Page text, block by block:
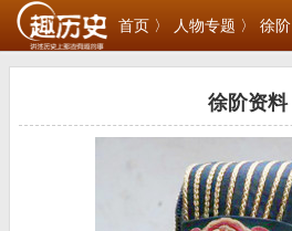
首页 〉 人物专题 〉 徐阶
徐阶资料